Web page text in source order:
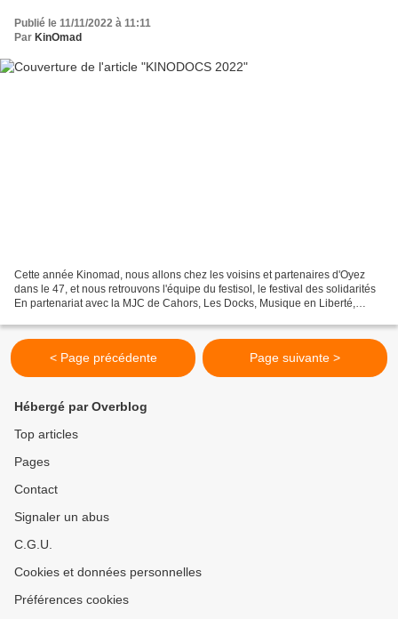
Publié le 11/11/2022 à 11:11
Par KinOmad
Cette année Kinomad, nous allons chez les voisins et partenaires d'Oyez
dans le 47, et nous retrouvons l'équipe du festisol, le festival des solidarités
En partenariat avec la MJC de Cahors, Les Docks, Musique en Liberté,
< Page précédente Page suivante >
Hébergé par Overblog
Top articles
Pages
Contact
Signaler un abus
C.G.U.
Cookies et données personnelles
Préférences cookies